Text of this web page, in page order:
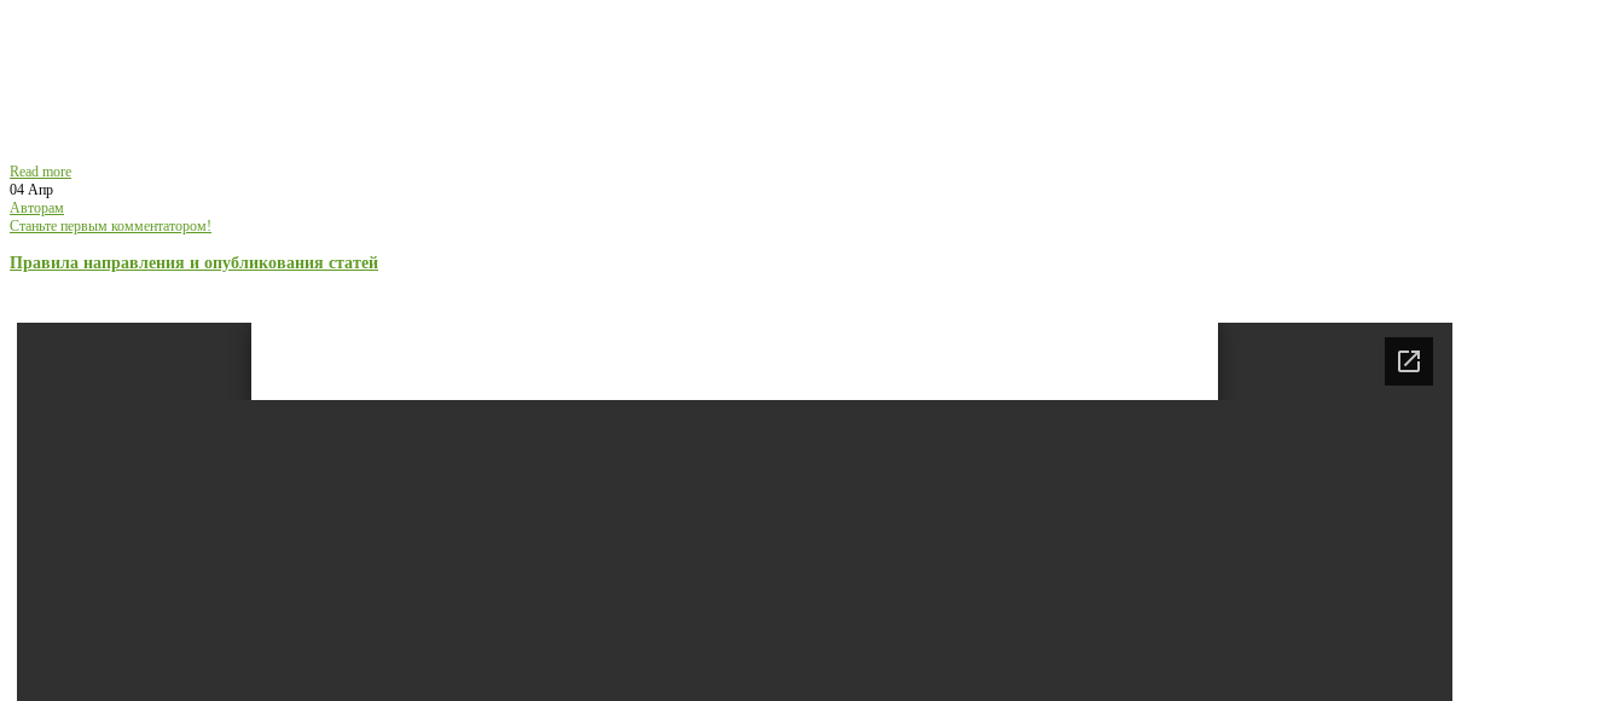
Read more
04 Апр
Авторам
Станьте первым комментатором!
Правила направления и опубликования статей